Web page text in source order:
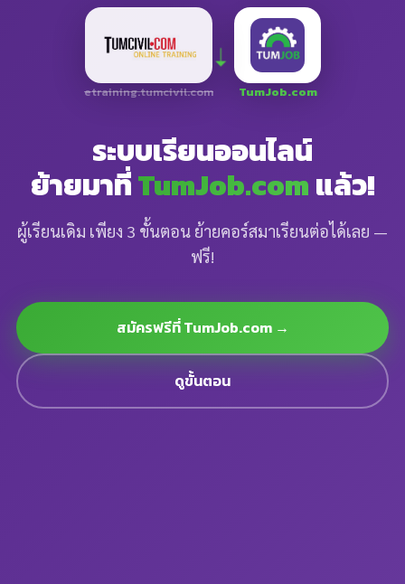
etraining.tumcivil.com
➝
TumJob.com
ระบบเรียนออนไลน์
ย้ายมาที่TumJob.comแล้ว!
ผู้เรียนเดิม เพียง 3 ขั้นตอน ย้ายคอร์สมาเรียนต่อได้เลย —
ฟรี!
สมัครฟรีที่ TumJob.com →
ดูขั้นตอน